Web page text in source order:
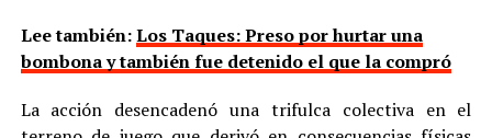
Lee también:Los Taques: Preso por hurtar una
bombona y también fue detenido el que la compró
La acción desencadenó una trifulca colectiva en el